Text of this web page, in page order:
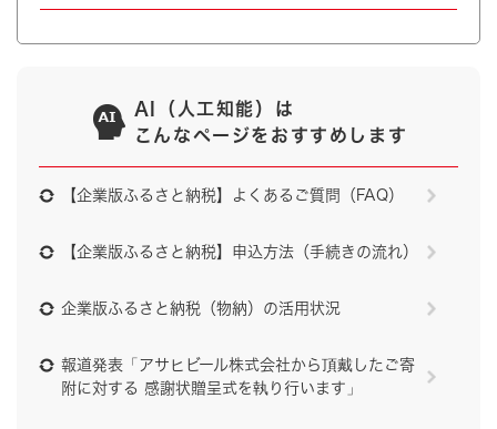
AI（人工知能）は
こんなページをおすすめします
【企業版ふるさと納税】よくあるご質問（FAQ）
【企業版ふるさと納税】申込方法（手続きの流れ）
企業版ふるさと納税（物納）の活用状況
報道発表「アサヒビール株式会社から頂戴したご寄
附に対する 感謝状贈呈式を執り行います」